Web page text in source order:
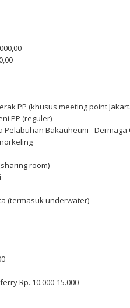
PP (khusus meeting point
PP (reguler)
Bakauheuni - Dermaga
room)
(termasuk underwater)
Rp. 10.000-15.000